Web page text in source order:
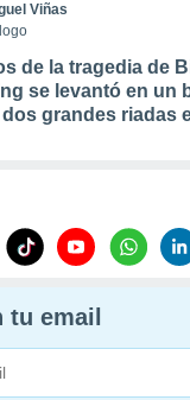
Viñas
de la tragedia de
se levantó en un
grandes riadas
tu email